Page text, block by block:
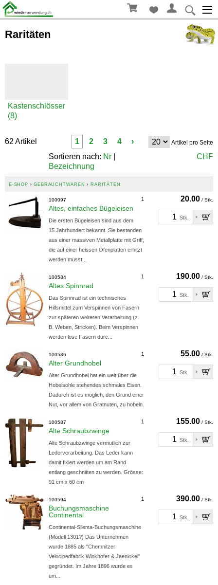
Raritäten
Kastenschlösser
(8)
62 Artikel 1 2 3 4 › Artikel pro Seite
Sortieren nach: Nr
Bezeichnung
CHF
E-SHOP › GEBRAUCHTWAREN › RARITÄTEN
1
100097
Altes, einfaches Bügeleisen
Die ersten Bügeleisen sind aus dem
15.Jahrhundert bekannt. Sie bestanden
aus einer massiven Metallplatte mit Griff,
die auf einer heissen Ofenplatten erhitzt
werden musst...
20.00 / Stk.
Stk.
1
100584
Altes Spinnrad
Das Spinnrad ist ein technisches
Hilfsmittel zum Verspinnen von Fasern
zur späteren weiteren Verarbeitung (z.
B. Weben, Stricken). Beim Verspinnen
werden lose Fasern durc...
190.00 / Stk.
Stk.
1
100586
Alter Grundhobel
Alter Grundhobel hat ein weit über die
Hobelsohle stehendes schmales Eisen.
Dadurch ist es möglich, den Grund einer
Nut, vor allem von Gratnuten, zu hobeln.
55.00 / Stk.
Stk.
1
100587
Alte Schraubzwinge
Alte Schraubzwinge vermutlich zur
Lederverarbeitung. Das Leder kann
damit fixiert werden um am Rand
entlang geschnitten zu werden. Grösse:
91 cm x 60 cm
155.00 / Stk.
Stk.
1
100594
Buchungsmaschine
Continental
Continental-Silenta-Buchungsmaschine
(Modell 1301?) Das Unternehmen
wurde 1885 als "Chemnitzer
Velocipedfabrik Winkhofer & Jaenickel"
gegründet. Im Jahre 1896 wurde es
um...
390.00 / Stk.
Stk.